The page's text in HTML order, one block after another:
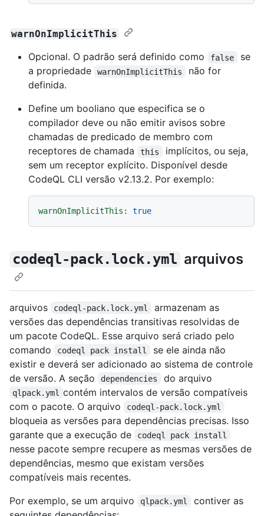
warnOnImplicitThis
Opcional. O padrão será definido como false
se
a propriedade
warnOnImplicitThis
não for
definida.
Define um booliano que especifica se o
compilador deve ou não emitir avisos sobre
chamadas de predicado de membro com
receptores de chamada
this
implícitos, ou seja,
sem um receptor explícito. Disponível desde
CodeQL CLI versão v2.13.2. Por exemplo:
warnOnImplicitThis: true
codeql-pack.lock.yml arquivos
arquivos codeql-pack.lock.yml
armazenam as
versões das dependências transitivas resolvidas de
um pacote CodeQL. Esse arquivo será criado pelo
comando
codeql pack install
se ele ainda não
existir e deverá ser adicionado ao sistema de controle
de versão. A seção
dependencies do arquivo
qlpack.yml contém intervalos de versão compatíveis
com o pacote. O arquivo
codeql-pack.lock.yml
bloqueia as versões para dependências precisas. Isso
garante que a execução de
codeql pack install
nesse pacote sempre recupere as mesmas versões de
dependências, mesmo que existam versões
compatíveis mais recentes.
Por exemplo, se um arquivo
qlpack.yml
contiver as